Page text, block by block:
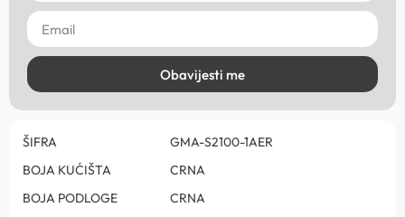
Obavijesti me
ŠIFRA
GMA-S2100-1AER
BOJA KUĆIŠTA
CRNA
BOJA PODLOGE
CRNA